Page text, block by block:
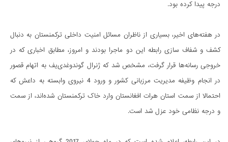
درجه پیدا کرده بود.
در هفته‌های اخیر، بسیاری از ناظران مسائل امنیت داخلی ترکمنستان به دنبال
کشف و شفاف سازی رابطه این دو ماجرا بودند و امروز، مطابق اخباری که در
خروجی رسانه‌ها قرار گرفت، مشخص شد که ژنرال گوندوغدی‌یف به اتهام قصور
در انجام وظیفه مدیریت مرزبانی کشور و ورود 4 نیروی وابسته به داعش که
احتمالا از سمت استان هرات افغانستان وارد خاک ترکمنستان شده‌اند، از سمت
و درجه نظامی خود عزل شد است.